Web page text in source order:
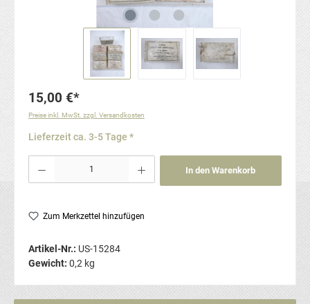
15,00 €*
Preise inkl. MwSt. zzgl. Versandkosten
Lieferzeit ca. 3-5 Tage *
In den Warenkorb
Zum Merkzettel hinzufügen
Artikel-Nr.: US-15284
Gewicht: 0,2 kg